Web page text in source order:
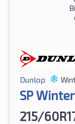
Dunlop
SP
215/